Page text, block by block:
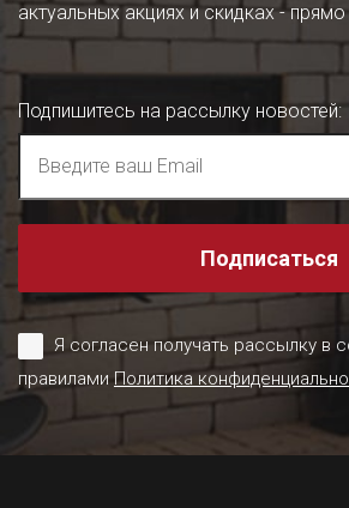
актуальных акциях и скидках -
Подпишитесь на рассылку новостей:
Подписаться
Я согласен получать рассылку в
правиламиПолитика